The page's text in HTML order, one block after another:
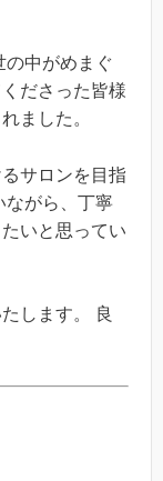
の中がめまぐ
ださった皆様
ました。
サロンを目指
ながら、丁寧
いと思ってい
します。 良